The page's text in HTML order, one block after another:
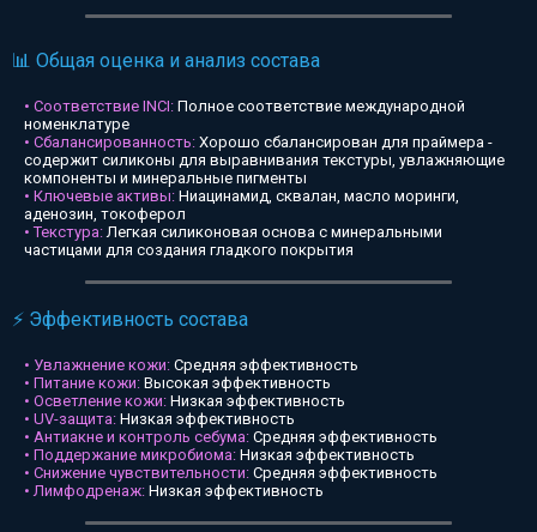
📊 Общая оценка и анализ состава
• Соответствие INCI: Полное соответствие международной
номенклатуре
• Сбалансированность: Хорошо сбалансирован для праймера -
содержит силиконы для выравнивания текстуры, увлажняющие
компоненты и минеральные пигменты
• Ключевые активы: Ниацинамид, сквалан, масло моринги,
аденозин, токоферол
• Текстура:Легкая силиконовая основа с минеральными
частицами для создания гладкого покрытия
⚡ Эффективность состава
• Увлажнение кожи: Средняя эффективность
• Питание кожи: Высокая эффективность
• Осветление кожи: Низкая эффективность
• UV-защита: Низкая эффективность
• Антиакне и контроль себума: Средняя эффективность
• Поддержание микробиома: Низкая эффективность
• Снижение чувствительности: Средняя эффективность
• Лимфодренаж: Низкая эффективность